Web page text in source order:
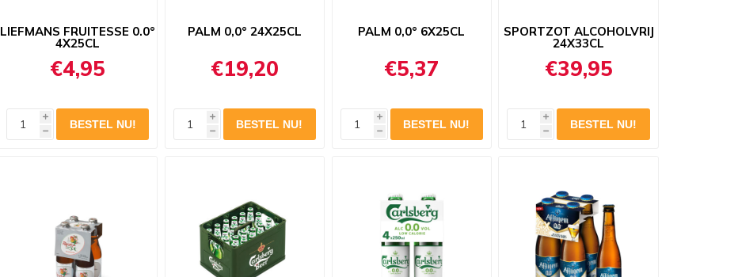
LIEFMANS FRUITESSE 0.0°
4X25CL
€4,95
i
h
PALM 0,0° 24X25CL
€19,20
i
h
PALM 0,0° 6X25CL
€5,37
i
h
SPORTZOT ALCOHOLVRIJ
24X33CL
€39,95
i
h